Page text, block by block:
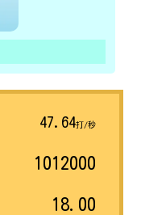
47.64打/秒
1012000
18.00